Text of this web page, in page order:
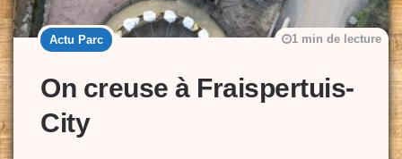
Actu Parc
On creuse à Fraispertuis-
City
1 min de lecture